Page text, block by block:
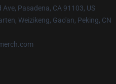
Ave, Pasadena, CA 91103, US
Weizikeng, Gao'an, Peking, CN